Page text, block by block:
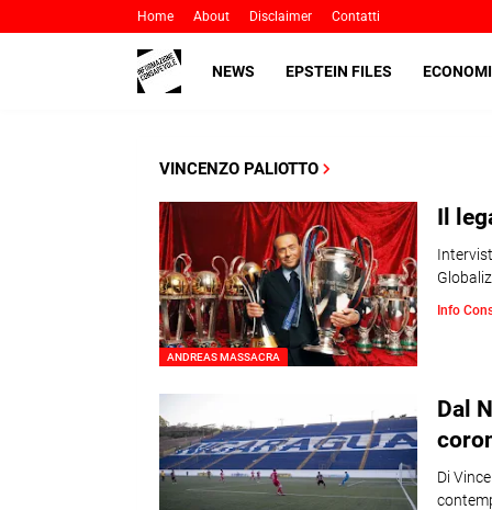
Home About Disclaimer Contatti
NEWS EPSTEIN FILES
VINCENZO PALIOTTO
ANDREAS MASSACRA
Il
Info
Dal
Di